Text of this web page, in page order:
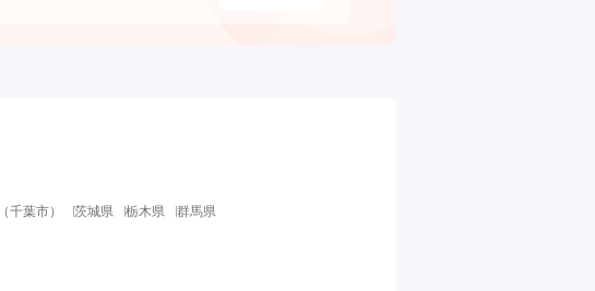
（千葉市） 茨城県 栃木県 群馬県